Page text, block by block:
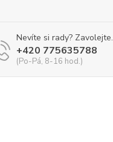
Nevíte si rady? Zavolejte.
+420 775635788
(Po-Pá, 8-16 hod.)